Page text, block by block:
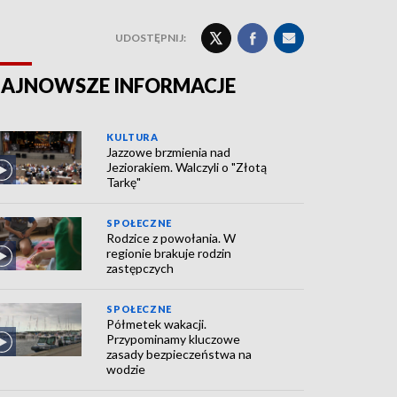
UDOSTĘPNIJ:
INFORMACJE
KULTURA
Jazzowe brzmienia nad
Jeziorakiem. Walczyli o "Złotą
Tarkę"
SPOŁECZNE
Rodzice z powołania. W
regionie brakuje rodzin
zastępczych
SPOŁECZNE
Półmetek wakacji.
Przypominamy kluczowe
zasady bezpieczeństwa na
wodzie